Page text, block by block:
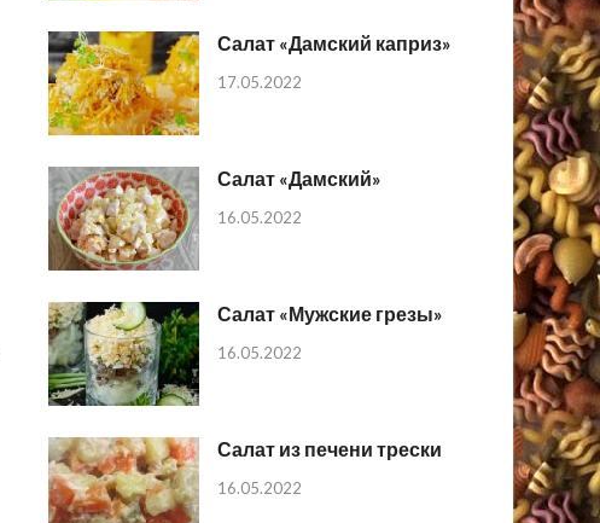
Салат «Дамский каприз»
17.05.2022
Салат «Дамский»
16.05.2022
Салат «Мужские грезы»
16.05.2022
Салат из печени трески
16.05.2022